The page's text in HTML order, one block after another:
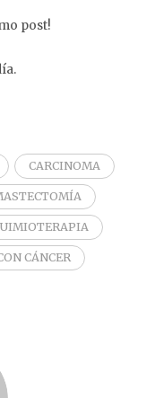
post!
CARCINOMA
CÁNCER